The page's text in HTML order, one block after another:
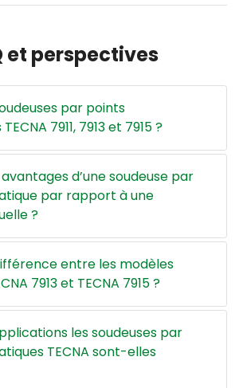
et perspectives
par points
7911, 7913 et 7915 ?
d’une soudeuse par
par rapport à une
?
entre les modèles
7913 et TECNA 7915 ?
les soudeuses par
TECNA sont-elles